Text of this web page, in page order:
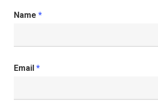
Name *
Email *